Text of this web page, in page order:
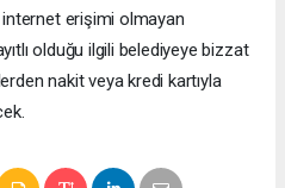
erişimi olmayan
olduğu ilgili belediyeye bizzat
nakit veya kredi kartıyla